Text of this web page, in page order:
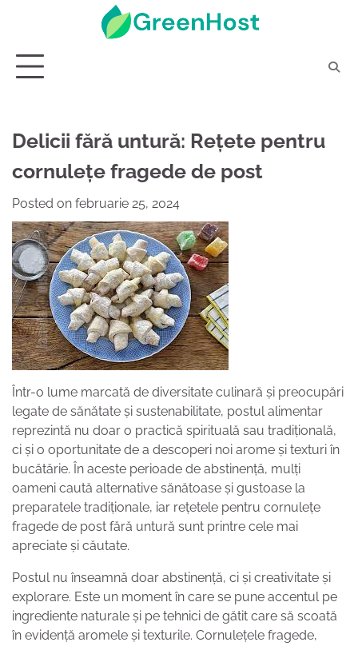
Delicii fără untură: Rețete pentru
cornulețe fragede de post
Posted on februarie 25, 2024
Într-o lume marcată de diversitate culinară și preocupări
legate de sănătate și sustenabilitate, postul alimentar
reprezintă nu doar o practică spirituală sau tradițională,
ci și o oportunitate de a descoperi noi arome și texturi în
bucătărie. În aceste perioade de abstinență, mulți
oameni caută alternative sănătoase și gustoase la
preparatele tradiționale, iar rețetele pentru cornulețe
fragede de post fără untură sunt printre cele mai
apreciate și căutate.
Postul nu înseamnă doar abstinență, ci și creativitate și
explorare. Este un moment în care se pune accentul pe
ingrediente naturale și pe tehnici de gătit care să scoată
în evidență aromele și texturile. Cornulețele fragede,